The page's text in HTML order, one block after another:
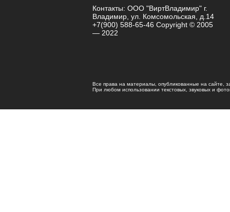
Контакты: ООО "ВиртВладимир" г.
Владимир, ул. Комсомольская, д.14
+7(900) 588-65-46 Copyright © 2005
— 2022
Все права на материалы, опубликованные на сайте,
При любом использовании текстовых, звуковых и